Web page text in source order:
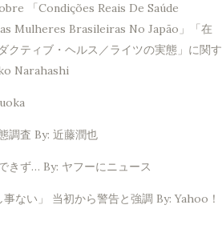
「Condições Reais De Saúde
Mulheres Brasileiras No Japão」「在
クティブ・ヘルス／ライツの実態」に関す
Narahashi
調査 By: 近藤潤也
きず… By: ヤフーにニュース
ない」 当初から警告と強調 By: Yahoo！